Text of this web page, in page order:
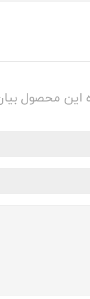
این محصول